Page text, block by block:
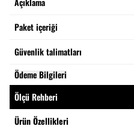
Paket içeriği
Güvenlik talimatları
Ödeme Bilgileri
Ölçü Rehberi
Ürün Özellikleri